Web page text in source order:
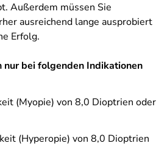
Außerdem müssen Sie
ausreichend lange ausprobiert
Erfolg.
nur bei folgenden Indikationen
(Myopie) von 8,0 Dioptrien oder
(Hyperopie) von 8,0 Dioptrien